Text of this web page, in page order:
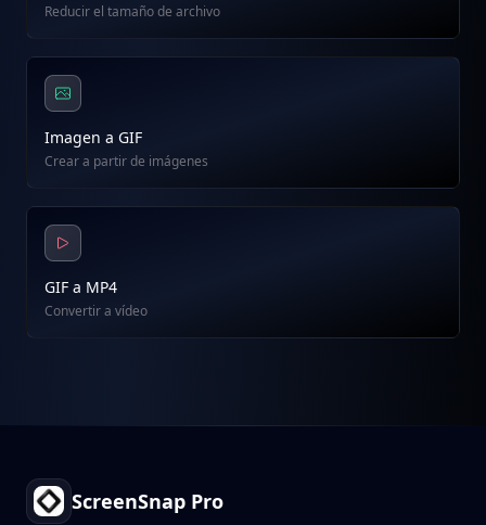
Reducir el tamaño de archivo
Imagen a GIF
Crear a partir de imágenes
GIF a MP4
Convertir a vídeo
ScreenSnap Pro